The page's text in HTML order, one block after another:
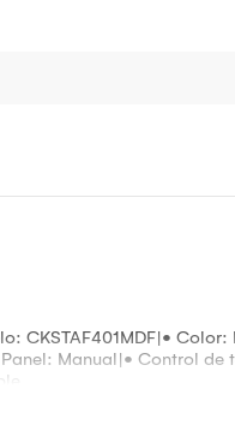
CKSTAF401MDF|•
Manual|• Control